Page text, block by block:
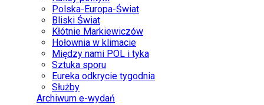
Polska-Europa-Świat
Bliski Świat
Kłótnie Markiewiczów
Hołownia w klimacie
Między nami POL i tyka
Sztuka sporu
Eureka odkrycie tygodnia
Służby
Archiwum e-wydań